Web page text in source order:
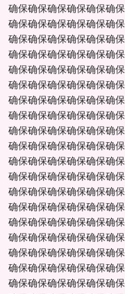
确保确保确保确保确保确
确保确保确保确保确保确
确保确保确保确保确保确
确保确保确保确保确保确
确保确保确保确保确保确
确保确保确保确保确保确
确保确保确保确保确保确
确保确保确保确保确保确
确保确保确保确保确保确
确保确保确保确保确保确
确保确保确保确保确保确
确保确保确保确保确保确
确保确保确保确保确保确
确保确保确保确保确保确
确保确保确保确保确保确
确保确保确保确保确保确
确保确保确保确保确保确
确保确保确保确保确保确
确保确保确保确保确保确